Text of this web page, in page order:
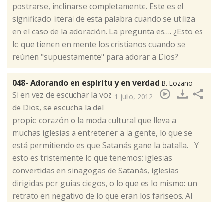
postrarse, inclinarse completamente. Este es el
significado literal de esta palabra cuando se utiliza
en el caso de la adoración. La pregunta es…. ¿Esto es
lo que tienen en mente los cristianos cuando se
reúnen "supuestamente" para adorar a Dios?
048- Adorando en espíritu y en verdad B. Lozano
1 julio, 2012
​Si en vez de escuchar la voz
de Dios, se escucha la del
propio corazón o la moda cultural que lleva a
muchas iglesias a entretener a la gente, lo que se
está permitiendo es que Satanás gane la batalla. Y
esto es tristemente lo que tenemos: iglesias
convertidas en sinagogas de Satanás, iglesias
dirigidas por guias ciegos, o lo que es lo mismo: un
retrato en negativo de lo que eran los fariseos. Al